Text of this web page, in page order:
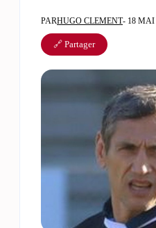
PARHUGO CLEMENT- 18 MAI
🔗 Partager